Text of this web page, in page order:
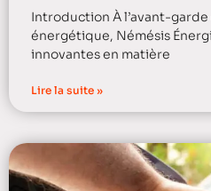
Introduction À l’avant-
énergétique, Némésis
innovantes en matière
Lire la suite »